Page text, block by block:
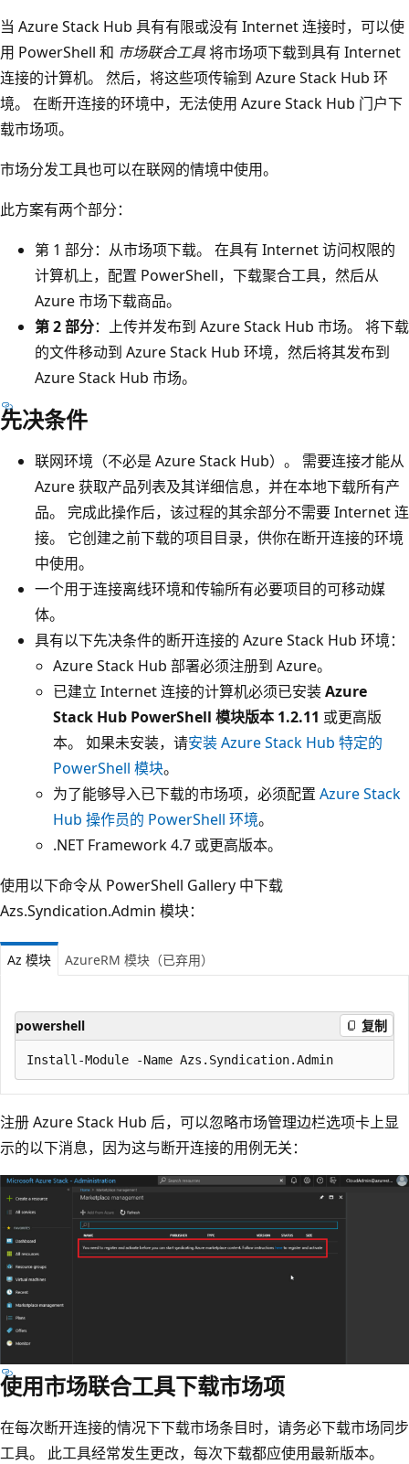
当 Azure Stack Hub 具有有限或没有 Internet 连接时，可以使
用 PowerShell 和 市场联合工具将市场项下载到具有 Internet
连接的计算机。 然后，将这些项传输到 Azure Stack Hub 环
境。 在断开连接的环境中，无法使用 Azure Stack Hub 门户下
载市场项。
市场分发工具也可以在联网的情境中使用。
此方案有两个部分：
第 1 部分：从市场项下载。
在具有 Internet 访问权限的
计算机上，配置 PowerShell，下载聚合工具，然后从
Azure 市场下载商品。
第 2 部分：上传并发布到 Azure Stack Hub 市场。 将下载
的文件移动到 Azure Stack Hub 环境，然后将其发布到
Azure Stack Hub 市场。
先决条件
联网环境（不必是 Azure Stack Hub）。 需要连接才能从
Azure 获取产品列表及其详细信息，并在本地下载所有产
品。 完成此操作后，该过程的其余部分不需要 Internet 连
接。 它创建之前下载的项目目录，供你在断开连接的环境
中使用。
一个用于连接离线环境和传输所有必要项目的可移动媒
体。
具有以下先决条件的断开连接的 Azure Stack Hub 环境：
Azure Stack Hub 部署必须注册到 Azure。
已建立 Internet 连接的计算机必须已安装Azure
Stack Hub PowerShell 模块版本 1.2.11 或更高版
本。 如果未安装，请安装 Azure Stack Hub 特定的
PowerShell 模块。
为了能够导入已下载的市场项，必须配置 Azure Stack
Hub 操作员的 PowerShell 环境。
.NET Framework 4.7 或更高版本。
使用以下命令从 PowerShell Gallery 中下载
Azs.Syndication.Admin 模块：
Az 模块 AzureRM 模块（已弃用）
powershell 复制
注册 Azure Stack Hub 后，可以忽略市场管理边栏选项卡上显
示的以下消息，因为这与断开连接的用例无关：
使用市场联合工具下载市场项
在每次断开连接的情况下下载市场条目时，请务必下载市场同步
工具。 此工具经常发生更改，每次下载都应使用最新版本。